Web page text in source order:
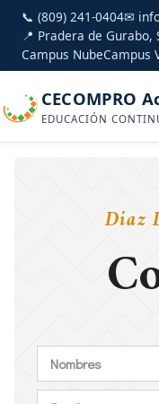
📞 (809) 241-0404✉
📍 Pradera de Gurabo,
Campus NubeCampus
CECOMPRO
EDUCACIÓN
Diaz